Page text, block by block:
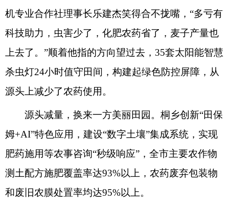
机专业合作社理事长乐建杰笑得合不拢嘴，“多亏有
科技助力，虫害少了，化肥农药省了，麦子产量也
上去了。”顺着他指的方向望过去，35套太阳能智慧
杀虫灯24小时值守田间，构建起绿色防控屏障，从
源头上减少了农药使用。
源头减量，换来一方美丽田园。桐乡创新“田保
姆+AI”特色应用，建设“数字土壤”集成系统，实现
肥药施用等农事咨询“秒级响应”，全市主要农作物
测土配方施肥覆盖率达93%以上，农药废弃包装物
和废旧农膜处置率均达95%以上。